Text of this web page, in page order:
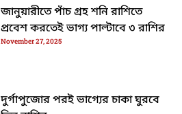
জানুয়ারীতে পাঁচ গ্রহ শনি রাশিতে
প্রবেশ করতেই ভাগ্য পাল্টাবে ৩ রাশির
November 27, 2025
দুর্গাপুজোর পরই ভাগ্যের চাকা ঘুরবে